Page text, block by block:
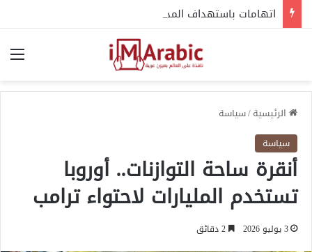
الرئيسية/سياسة
سياسة
أنقرة ساحة التوازنات.. أوروبا
تستخدم المليارات لاحتواء ترامب
3 يوليو 2026